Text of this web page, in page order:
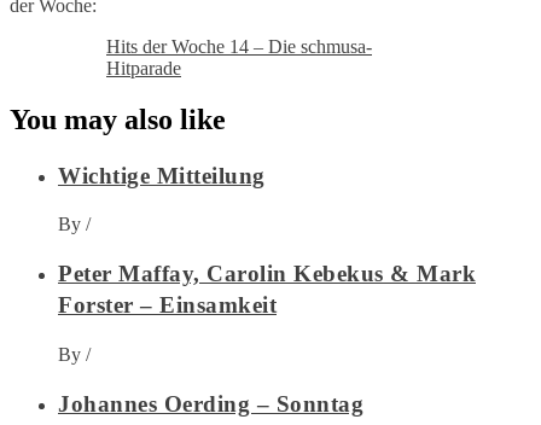
der Woche:
Hits der Woche 14 – Die schmusa-
Hitparade
You may also like
Wichtige Mitteilung
By /
Peter Maffay, Carolin Kebekus & Mark
Forster – Einsamkeit
By /
Johannes Oerding – Sonntag